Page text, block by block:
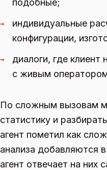
подобные;
→
индивидуальные
конфигурации,
→
диалоги, где клиент
с живым
По сложным вызовам
статистику и
агент пометил как
анализа добавляются
агент отвечает на них